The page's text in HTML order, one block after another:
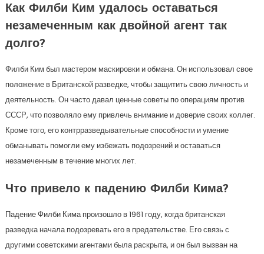
Как Филби Ким удалось оставаться
незамеченным как двойной агент так
долго?
Филби Ким был мастером маскировки и обмана. Он использовал свое
положение в Британской разведке, чтобы защитить свою личность и
деятельность. Он часто давал ценные советы по операциям против
СССР, что позволяло ему привлечь внимание и доверие своих коллег.
Кроме того, его контрразведывательные способности и умение
обманывать помогли ему избежать подозрений и оставаться
незамеченным в течение многих лет.
Что привело к падению Филби Кима?
Падение Филби Кима произошло в 1961 году, когда британская
разведка начала подозревать его в предательстве. Его связь с
другими советскими агентами была раскрыта, и он был вызван на